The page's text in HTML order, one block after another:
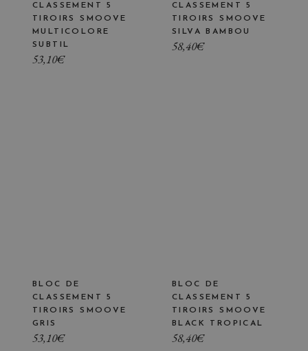
CLASSEMENT 5
TIROIRS SMOOVE
MULTICOLORE
SUBTIL
53,10€
CLASSEMENT 5
TIROIRS SMOOVE
SILVA BAMBOU
58,40€
BLOC DE
CLASSEMENT 5
TIROIRS SMOOVE
GRIS
53,10€
BLOC DE
CLASSEMENT 5
TIROIRS SMOOVE
BLACK TROPICAL
58,40€